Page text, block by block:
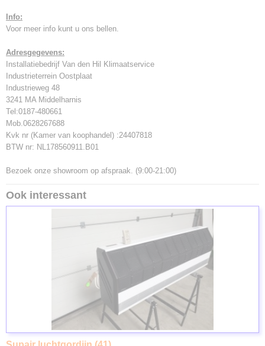
Info:
Voor meer info kunt u ons bellen.
Adresgegevens:
Installatiebedrijf Van den Hil Klimaatservice
Industrieterrein Oostplaat
Industrieweg 48
3241 MA Middelharnis
Tel:0187-480661
Mob.0628267688
Kvk nr (Kamer van koophandel) :24407818
BTW nr: NL178560911.B01
Bezoek onze showroom op afspraak. (9:00-21:00)
Ook interessant